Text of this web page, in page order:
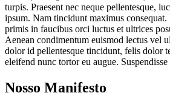
turpis. Praesent nec neque pellentesque,
ipsum. Nam tincidunt maximus
primis in faucibus orci luctus et ultrices
Aenean condimentum euismod lectus vel
dolor id pellentesque tincidunt, felis dolor
eleifend nunc tortor eu augue. Suspendisse
Nosso Manifesto